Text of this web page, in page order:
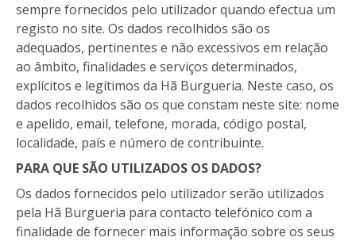
sempre fornecidos pelo utilizador quando efectua um
registo no site. Os dados recolhidos são os
adequados, pertinentes e não excessivos em relação
ao âmbito, finalidades e serviços determinados,
explícitos e legítimos da Hã Burgueria. Neste caso, os
dados recolhidos são os que constam neste site: nome
e apelido, email, telefone, morada, código postal,
localidade, país e número de contribuinte.
PARA QUE SÃO UTILIZADOS OS DADOS?
Os dados fornecidos pelo utilizador serão utilizados
pela Hã Burgueria para contacto telefónico com a
finalidade de fornecer mais informação sobre os seus